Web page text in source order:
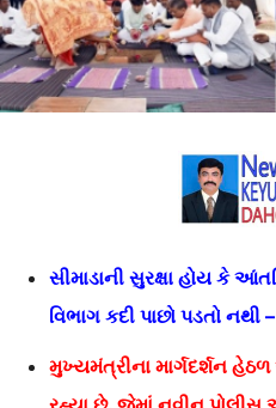
સીમાડાની સુરક્ષા હોય કે
વિભાગ કદી પાછો પડતો
મુખ્યમંત્રીના માર્ગદર્શન